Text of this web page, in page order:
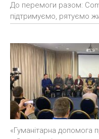
До перемоги разом:
підтримуємо, рятуємо
«Гуманітарна допомога